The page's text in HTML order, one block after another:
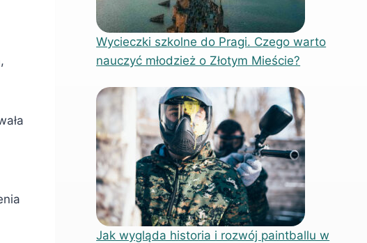
Wycieczki szkolne do Pragi. Czego warto
nauczyć młodzież o Złotym Mieście?
Jak wygląda historia i rozwój paintballu w